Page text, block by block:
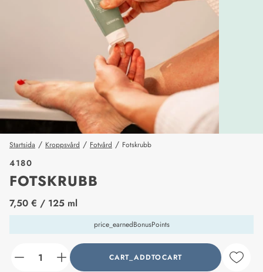
Startsida / Kroppsvård / Fotvård / Fotskrubb
4180
FOTSKRUBB
price_label
7,50 € / 125 ml
price_earnedBonusPoints
counter_current CART_ADDTOCART